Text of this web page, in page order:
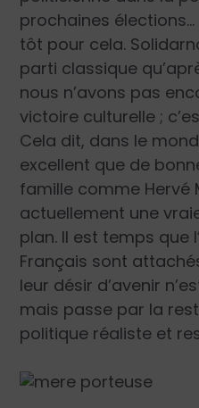
prochaines
tôt pour cela.
parti classique
nous n’avons pas
victoire culturelle ;
Cela dit, dans le
excellent que de
famille comme Hervé
actuellement une
plan. Il est temps que
Français sont
leur désir d’avenir
mais passe par la
politique réaliste et